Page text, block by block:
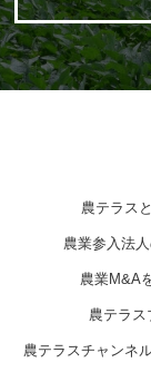
農テラス
農業参入法
農業M&A
農テラス
農テラスチャンネ